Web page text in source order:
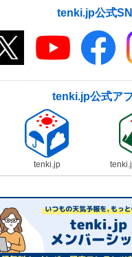
tenki.jp公式
tenki.jp公式ア
tenki.jp